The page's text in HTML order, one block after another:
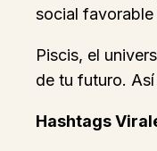
social
Piscis, el
de tu futuro.
Hashtags